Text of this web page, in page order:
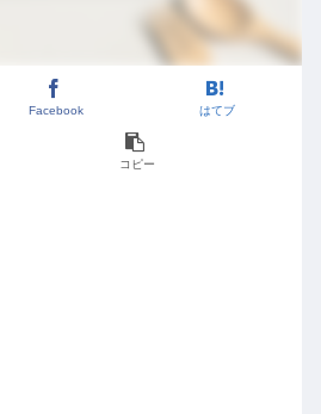
Facebook はてブ
コピー